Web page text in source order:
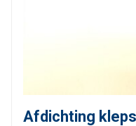
Afdichting